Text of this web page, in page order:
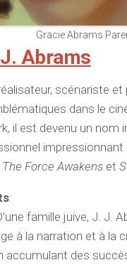
Gracie Abrams
Abrams
scénariste
dans le
il est devenu un
Force Awakens et
:
famille juive, J. J.
à la narration et à la
accumulant des